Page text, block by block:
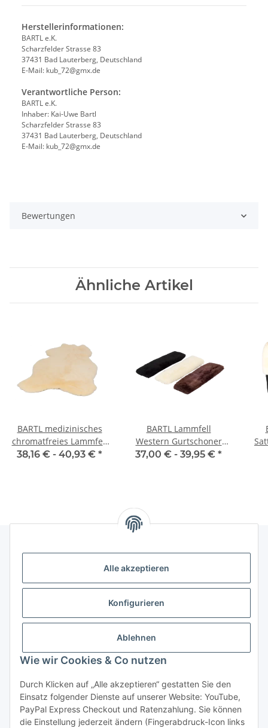
Alle akzeptieren
Konfigurieren
Ablehnen
Wie wir Cookies & Co nutzen
Durch Klicken auf „Alle akzeptieren“ gestatten Sie den
Einsatz folgender Dienste auf unserer Website: YouTube,
PayPal Express Checkout und Ratenzahlung. Sie können
die Einstellung jederzeit ändern (Fingerabdruck-Icon links
Herstellerinformationen:
BARTL e.K.
Scharzfelder Strasse 83
37431 Bad Lauterberg, Deutschland
E-Mail: kub_72@gmx.de
Verantwortliche Person:
BARTL e.K.
Inhaber: Kai-Uwe Bartl
Scharzfelder Strasse 83
37431 Bad Lauterberg, Deutschland
E-Mail: kub_72@gmx.de
Bewertungen
Ähnliche Artikel
BARTL medizinisches
chromatfreies Lammfell
"BABY"
38,16 € - 40,93 € *
BARTL Lammfell
Western Gurtschoner
"LARRY"
37,00 € - 39,95 € *
Versand- und Zahlungsarten